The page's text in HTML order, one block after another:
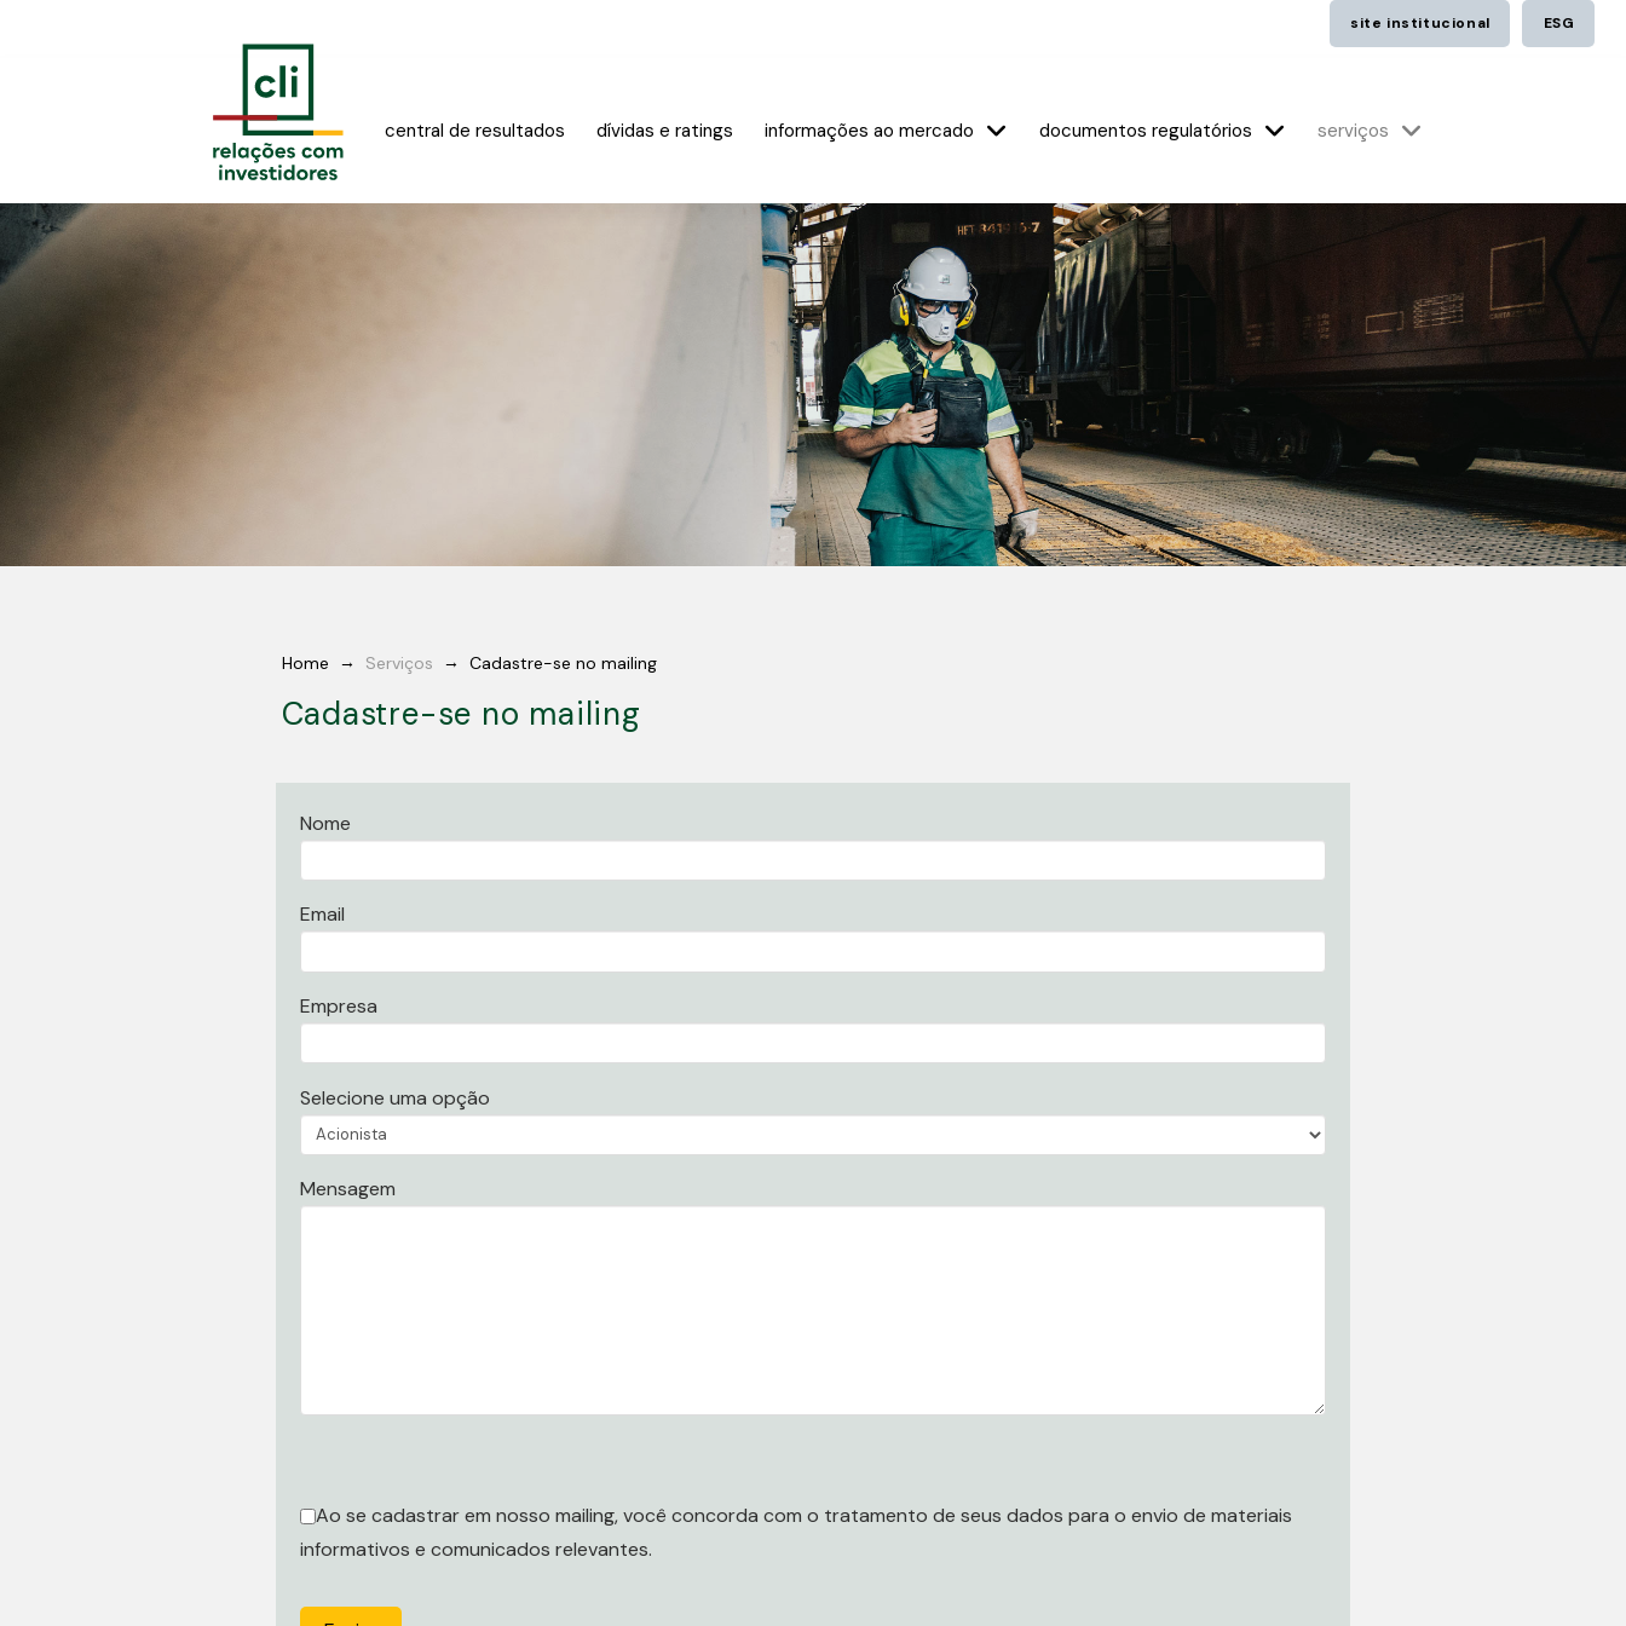
site institucional ESG
central de resultados dívidas e ratings informações ao mercado documentos regulatórios serviços
Home → Serviços → Cadastre-se no mailing
Cadastre-se no mailing
Nome
Email
Empresa
Selecione uma opção
Mensagem
Ao se cadastrar em nosso mailing, você concorda com o tratamento de seus dados para o envio de materiais
informativos e comunicados relevantes.